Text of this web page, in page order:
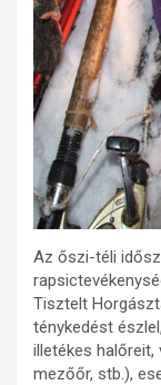
Az őszi-téli
Tisztelt
ténykedést
illetékes halőreit,
mezőőr, stb.),